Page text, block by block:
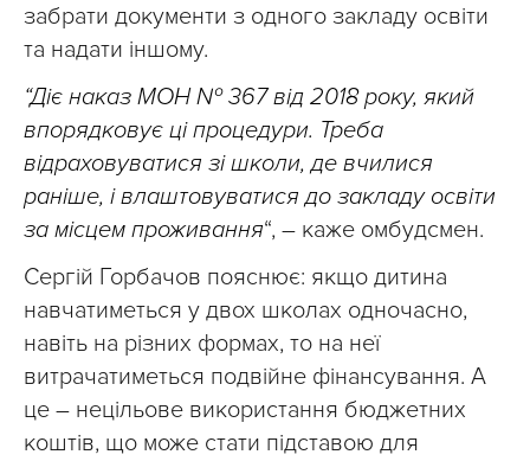
забрати документи з одного закладу освіти
та надати іншому.
“Діє наказ МОН № 367 від 2018 року, який
впорядковує ці процедури. Треба
відраховуватися зі школи, де вчилися
раніше, і влаштовуватися до закладу освіти
за місцем проживання“, – каже омбудсмен.
Сергій Горбачов пояснює: якщо дитина
навчатиметься у двох школах одночасно,
навіть на різних формах, то на неї
витрачатиметься подвійне фінансування. А
це – нецільове використання бюджетних
коштів, що може стати підставою для